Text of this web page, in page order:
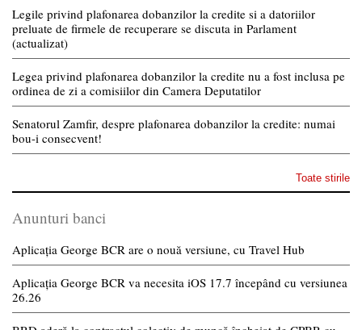
Legile privind plafonarea dobanzilor la credite si a datoriilor
preluate de firmele de recuperare se discuta in Parlament
(actualizat)
Legea privind plafonarea dobanzilor la credite nu a fost inclusa pe
ordinea de zi a comisiilor din Camera Deputatilor
Senatorul Zamfir, despre plafonarea dobanzilor la credite: numai
bou-i consecvent!
Toate stirile
Anunturi banci
Aplicația George BCR are o nouă versiune, cu Travel Hub
Aplicația George BCR va necesita iOS 17.7 începând cu versiunea
26.26